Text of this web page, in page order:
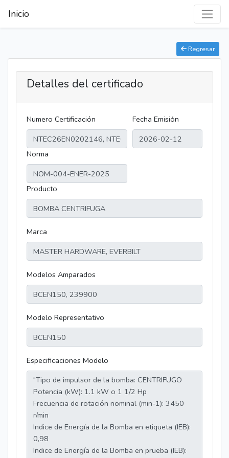
Inicio
Regresar
Detalles del certificado
Numero Certificación Fecha Emisión
Norma
Producto
Marca
Modelos Amparados
Modelo Representativo
Especificaciones Modelo